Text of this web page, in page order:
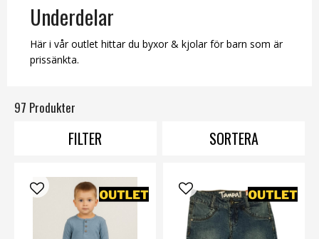
Underdelar
Här i vår outlet hittar du byxor & kjolar för barn som är
prissänkta.
97 Produkter
FILTER SORTERA